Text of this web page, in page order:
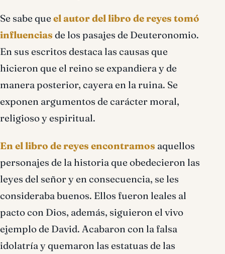
Se sabe que el autor del libro de reyes tomó
influencias de los pasajes de Deuteronomio.
En sus escritos destaca las causas que
hicieron que el reino se expandiera y de
manera posterior, cayera en la ruina. Se
exponen argumentos de carácter moral,
religioso y espiritual.
En el libro de reyes encontramos aquellos
personajes de la historia que obedecieron las
leyes del señor y en consecuencia, se les
consideraba buenos. Ellos fueron leales al
pacto con Dios, además, siguieron el vivo
ejemplo de David. Acabaron con la falsa
idolatría y quemaron las estatuas de las